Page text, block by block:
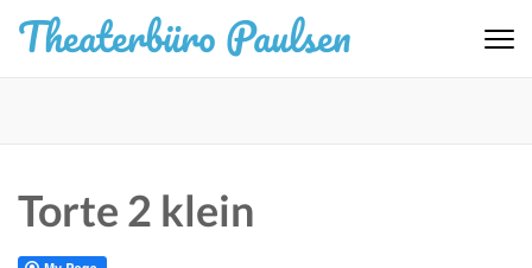
Inhalt
Theaterbüro Paulsen
Torte 2 klein